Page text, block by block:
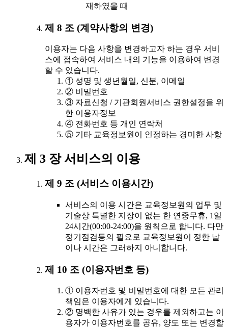
재하였을 때
제 8 조 (계약사항의 변경)
이용자는 다음 사항을 변경하고자 하는 경우 서비
스에 접속하여 서비스 내의 기능을 이용하여 변경
할 수 있습니다.
① 성명 및 생년월일, 신분, 이메일
② 비밀번호
③ 자료신청 / 기관회원서비스 권한설정을 위
한 이용자정보
④ 전화번호 등 개인 연락처
⑤ 기타 교육정보원이 인정하는 경미한 사항
제 3 장 서비스의 이용
제 9 조 (서비스 이용시간)
서비스의 이용 시간은 교육정보원의 업무 및
기술상 특별한 지장이 없는 한 연중무휴, 1일
24시간(00:00-24:00)을 원칙으로 합니다. 다만
정기점검등의 필요로 교육정보원이 정한 날
이나 시간은 그러하지 아니합니다.
제 10 조 (이용자번호 등)
① 이용자번호 및 비밀번호에 대한 모든 관리
책임은 이용자에게 있습니다.
② 명백한 사유가 있는 경우를 제외하고는 이
용자가 이용자번호를 공유, 양도 또는 변경할